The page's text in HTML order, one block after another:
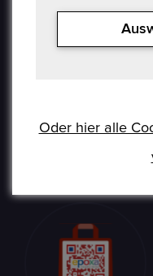
(www.ezb.europa.eu),
umtauschen.
Oder hier alle